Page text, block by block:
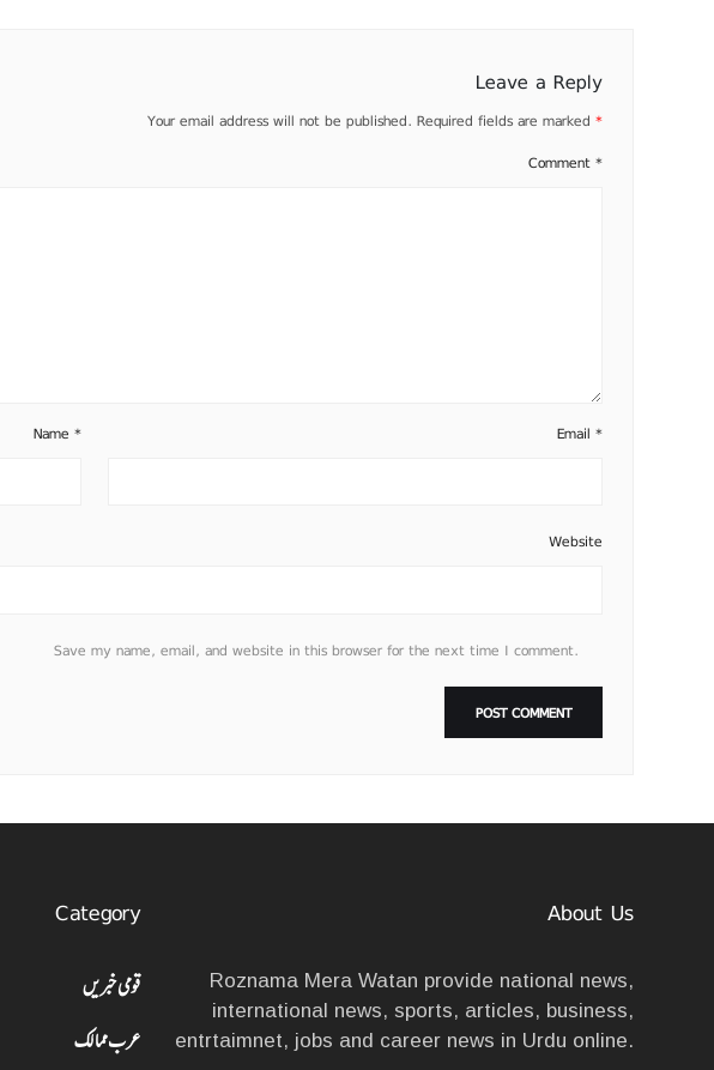
Leave a Reply
Your email address will not be published. Required fields are marked *
Comment *
Name* Email *
Website
Save my name, email, and website in this browser for the next time I comment.
Category
قومی خبریں
عرب ممالک
About Us
Roznama Mera Watan provide national news,
international news, sports, articles, business,
entrtaimnet, jobs and career news in Urdu online.